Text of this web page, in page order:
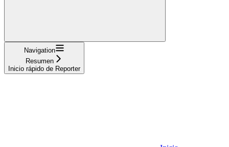
Navigation
Resumen
Inicio rápido de Reporter